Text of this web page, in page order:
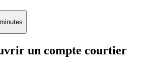
un compte courtier